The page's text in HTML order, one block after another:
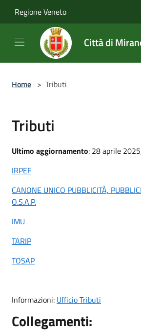
Regione Veneto
Città di
Home > Tributi
Tributi
Ultimo aggiornamento: 28 aprile
IRPEF
CANONE UNICO PUBBLICITÀ,
O.S.A.P.
IMU
TARIP
TOSAP
Informazioni: Ufficio Tributi
Collegamenti: